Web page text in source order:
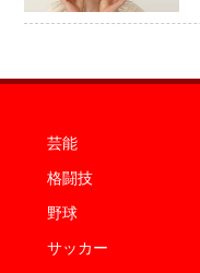
芸能
格闘技
野球
サッカー